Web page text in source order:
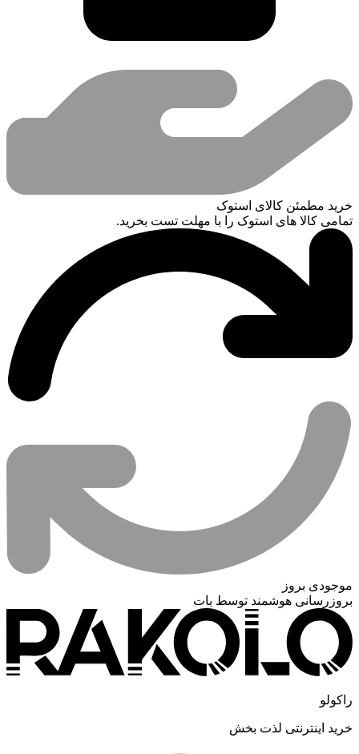
خرید مطمئن کالای استوک
تمامی کالا های استوک را با مهلت تست بخرید.
موجودی بروز
بروزرسانی هوشمند توسط بات
راکولو
خرید اینترنتی لذت بخش